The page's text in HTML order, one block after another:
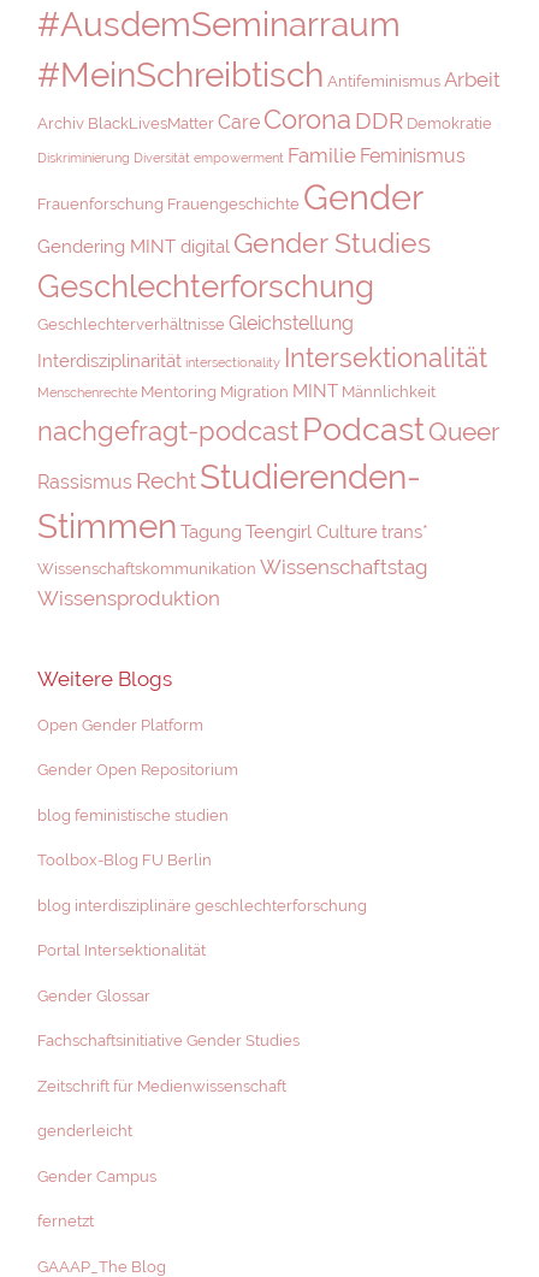
#AusdemSeminarraum
#MeinSchreibtisch Antifeminismus Arbeit
Archiv BlackLivesMatter Care Corona DDR Demokratie
Diskriminierung Diversität empowerment Familie Feminismus
Frauenforschung Frauengeschichte Gender
Gendering MINT digital Gender Studies
Geschlechterforschung
Geschlechterverhältnisse Gleichstellung
Interdisziplinarität intersectionality Intersektionalität
Menschenrechte Mentoring Migration MINT Männlichkeit
nachgefragt-podcastPodcastQueer
Rassismus RechtStudierenden-
Stimmen Tagung Teengirl Culturetrans*
Wissenschaftskommunikation Wissenschaftstag
Wissensproduktion
Weitere Blogs
Open Gender Platform
Gender Open Repositorium
blog feministische studien
Toolbox-Blog FU Berlin
blog interdisziplinäre geschlechterforschung
Portal Intersektionalität
Gender Glossar
Fachschaftsinitiative Gender Studies
Zeitschrift für Medienwissenschaft
genderleicht
Gender Campus
fernetzt
GAAAP_The Blog